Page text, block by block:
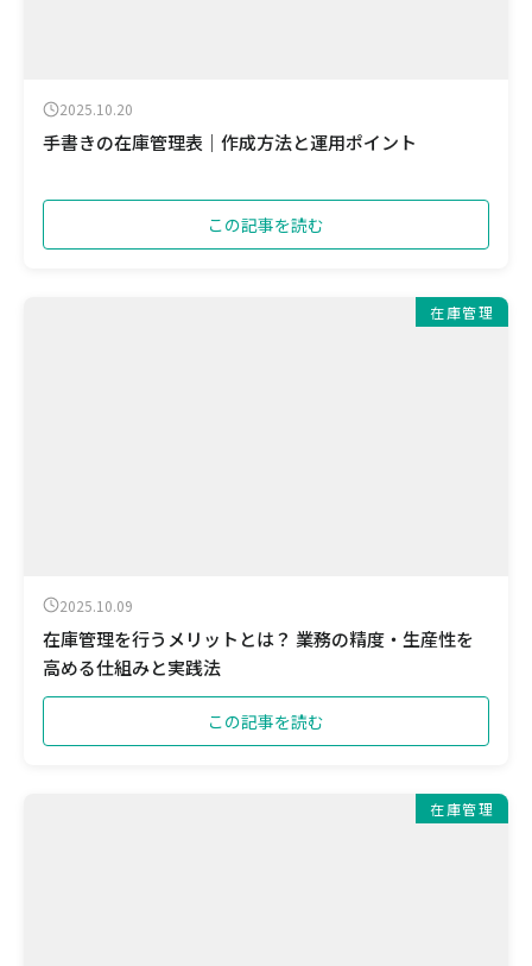
2025.10.20
手書きの在庫管理表｜作成方法と運用ポイント
この記事を読む
在庫管理
2025.10.09
在庫管理を行うメリットとは？ 業務の精度・生産性を
高める仕組みと実践法
この記事を読む
在庫管理